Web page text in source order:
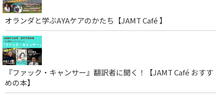
オランダと学ぶAYAケアのかたち【JAMT Café 】
『ファック・キャンサー』翻訳者に聞く！【JAMT Café おすす
めの本】